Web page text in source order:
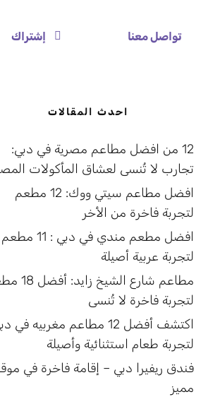
تواصل معنا إشتراك
احدث المقالات
12 من افضل مطاعم مصرية في دبي:
تجارب لا تُنسى لعشاق المأكولات
افضل مطاعم سيتي ووك: 12 مطعم
لتجربة فاخرة من الأخر
افضل مطعم مندي في دبي : 11 مطعم
لتجربة عربية أصيلة
مطاعم شارع
لتجربة فاخرة لا تُنسى
اكتشف أفضل 12 مطاعم مغربيه في
لتجربة طعام استثنائية وأصيلة
فندق ريفيرا دبي – إقامة فاخرة في
مميز